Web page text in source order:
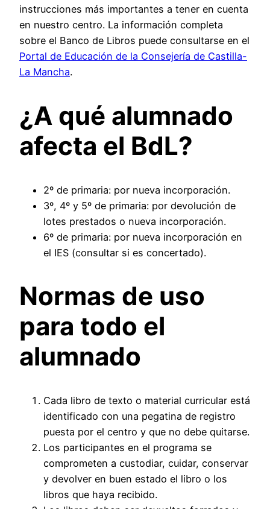
instrucciones más importantes a tener en cuenta
en nuestro centro. La información completa
sobre el Banco de Libros puede consultarse en el
Portal de Educación de la Consejería de Castilla-
La Mancha.
¿A qué alumnado
afecta el BdL?
2º de primaria: por nueva incorporación.
3º, 4º y 5º de primaria: por devolución de
lotes prestados o nueva incorporación.
6º de primaria: por nueva incorporación en
el IES (consultar si es concertado).
Normas de uso
para todo el
alumnado
Cada libro de texto o material curricular está
identificado con una pegatina de registro
puesta por el centro y que no debe quitarse.
Los participantes en el programa se
comprometen a custodiar, cuidar, conservar
y devolver en buen estado el libro o los
libros que haya recibido.